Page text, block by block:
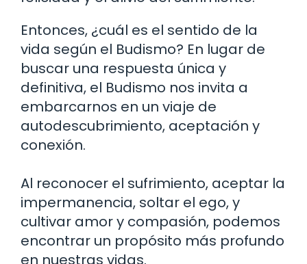
Entonces, ¿cuál es el sentido de la
vida según el Budismo? En lugar de
buscar una respuesta única y
definitiva, el Budismo nos invita a
embarcarnos en un viaje de
autodescubrimiento, aceptación y
conexión.
Al reconocer el sufrimiento, aceptar la
impermanencia, soltar el ego, y
cultivar amor y compasión, podemos
encontrar un propósito más profundo
en nuestras vidas.